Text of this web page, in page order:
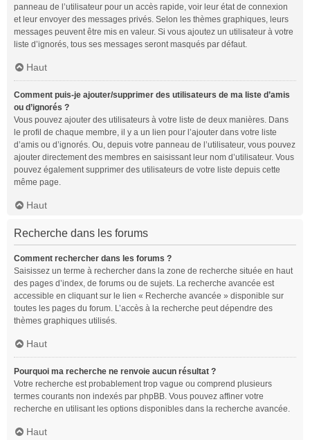
panneau de l’utilisateur pour un accès rapide, voir leur état de connexion
et leur envoyer des messages privés. Selon les thèmes graphiques, leurs
messages peuvent être mis en valeur. Si vous ajoutez un utilisateur à votre
liste d’ignorés, tous ses messages seront masqués par défaut.
Haut
Comment puis-je ajouter/supprimer des utilisateurs de ma liste d’amis
ou d’ignorés ?
Vous pouvez ajouter des utilisateurs à votre liste de deux manières. Dans
le profil de chaque membre, il y a un lien pour l’ajouter dans votre liste
d’amis ou d’ignorés. Ou, depuis votre panneau de l’utilisateur, vous pouvez
ajouter directement des membres en saisissant leur nom d’utilisateur. Vous
pouvez également supprimer des utilisateurs de votre liste depuis cette
même page.
Haut
Recherche dans les forums
Comment rechercher dans les forums ?
Saisissez un terme à rechercher dans la zone de recherche située en haut
des pages d’index, de forums ou de sujets. La recherche avancée est
accessible en cliquant sur le lien « Recherche avancée » disponible sur
toutes les pages du forum. L’accès à la recherche peut dépendre des
thèmes graphiques utilisés.
Haut
Pourquoi ma recherche ne renvoie aucun résultat ?
Votre recherche est probablement trop vague ou comprend plusieurs
termes courants non indexés par phpBB. Vous pouvez affiner votre
recherche en utilisant les options disponibles dans la recherche avancée.
Haut